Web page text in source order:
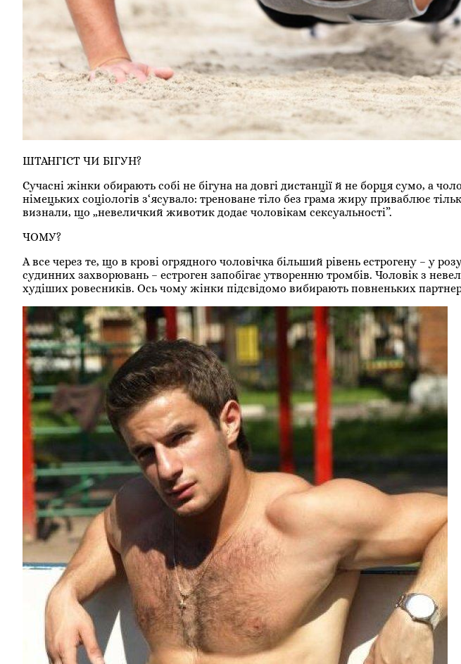
ШТАНГІСТ ЧИ БІГУН?
Сучасні жінки обирають собі не бігуна на довгі дистанції й не борця сумо, а
німецьких соціологів з‘ясувало: треноване тіло без грама жиру приваблює
визнали, що „невеличкий животик додає чоловікам сексуальності”.
ЧОМУ?
А все через те, що в крові огрядного чоловічка більший рівень естрогену – у
судинних захворювань – естроген запобігає утворенню тромбів. Чоловік з
худіших ровесників. Ось чому жінки підсвідомо вибирають повненьких